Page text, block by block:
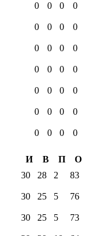
0 0 0 0
0 0 0 0
0 0 0 0
0 0 0 0
0 0 0 0
0 0 0 0
0 0 0
0
И В П
О
30 28 2 83
30 25 5 76
30 25 5 73